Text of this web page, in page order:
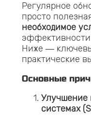
Регулярное
просто
необходимое
эффективности
Ниже —
практические
Основные
Улучшение
системах